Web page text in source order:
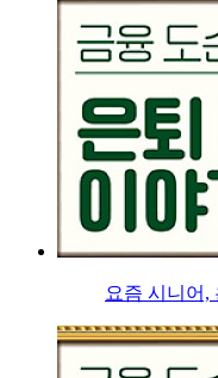
요즘 시니어,